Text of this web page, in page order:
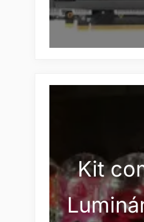
Kit